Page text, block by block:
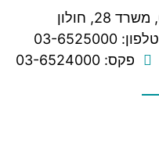
טלפון: 03-6525000
פקס: 03-6524000